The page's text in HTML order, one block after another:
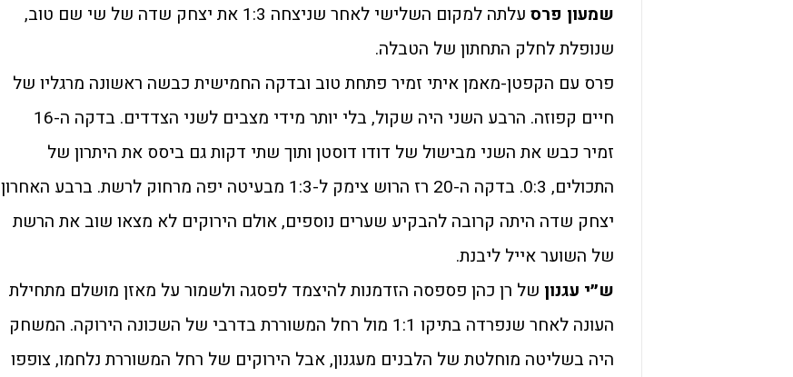
שמעון פרס
עלתה למקום השלישי לאחר שניצחה 1:3 את יצחק שדה של שי שם טוב,
שנופלת לחלק התחתון של הטבלה.
פרס עם הקפטן-מאמן איתי זמיר פתחת טוב ובדקה החמישית כבשה ראשונה מרגליו של
חיים קפוזה. הרבע השני היה שקול, בלי יותר מידי מצבים לשני הצדדים. בדקה ה-16
זמיר כבש את השני מבישול של דודו דוסטן ותוך שתי דקות גם ביסס את היתרון של
התכולים, 0:3. בדקה ה-20 רז הרוש צימק ל-1:3 מבעיטה יפה מרחוק לרשת. ברבע האחרון
יצחק שדה היתה קרובה להבקיע שערים נוספים, אולם הירוקים לא מצאו שוב את הרשת
של השוער אייל ליבנת.
ש״י עגנון של רן כהן פספסה הזדמנות להיצמד לפסגה ולשמור על מאזן מושלם מתחילת
העונה לאחר שנפרדה בתיקו 1:1 מול רחל המשוררת בדרבי של השכונה הירוקה. המשחק
היה בשליטה מוחלטת של הלבנים מעגנון, אבל הירוקים של רחל המשוררת נלחמו, צופפו